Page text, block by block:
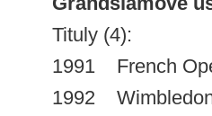
Tituly (4):
1991 French
1992